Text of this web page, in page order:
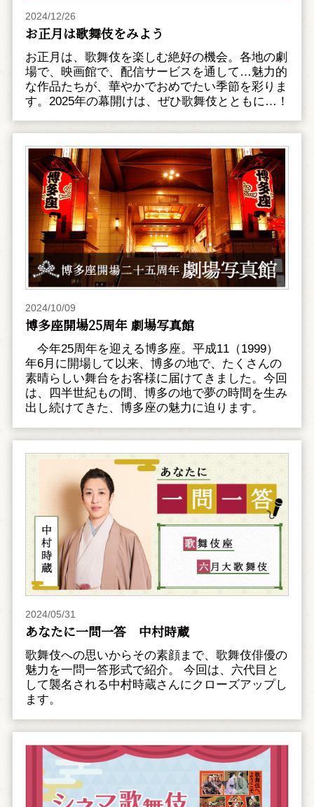
2024/12/26
お正月は歌舞伎をみよう
お正月は、歌舞伎を楽しむ絶好の機会。各地の劇
場で、映画館で、配信サービスを通して…魅力的
な作品たちが、華やかでおめでたい季節を彩りま
す。2025年の幕開けは、ぜひ歌舞伎とともに…！
2024/10/09
博多座開場25周年 劇場写真館
今年25周年を迎える博多座。平成11（1999）
年6月に開場して以来、博多の地で、たくさんの
素晴らしい舞台をお客様に届けてきました。今回
は、四半世紀もの間、博多の地で夢の時間を生み
出し続けてきた、博多座の魅力に迫ります。
2024/05/31
あなたに一問一答 中村時蔵
歌舞伎への思いからその素顔まで、歌舞伎俳優の
魅力を一問一答形式で紹介。 今回は、六代目と
して襲名される中村時蔵さんにクローズアップし
ます。